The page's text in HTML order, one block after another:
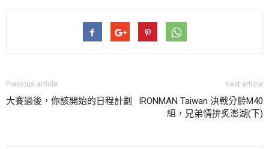
Previous article
大賽過後，你該開始的日程計劃
Next article
IRONMAN Taiwan 決戰分齡M40
組，兄弟情拚炙澎湖(下)